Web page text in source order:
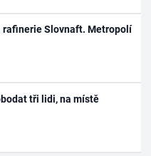
rafinerie Slovnaft. Metropolí
tři lidi, na místě